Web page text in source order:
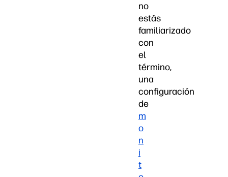
no
estás
familiarizado
con
el
término,
una
configuración
de
m
o
n
i
t